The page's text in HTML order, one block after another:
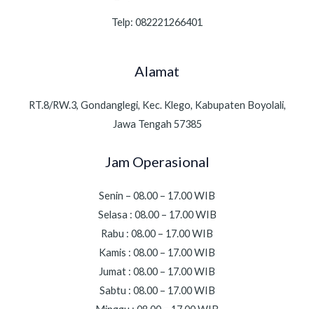
Telp: 082221266401
Alamat
RT.8/RW.3, Gondanglegi, Kec. Klego, Kabupaten Boyolali,
Jawa Tengah 57385
Jam Operasional
Senin – 08.00 – 17.00 WIB
Selasa : 08.00 – 17.00 WIB
Rabu : 08.00 – 17.00 WIB
Kamis : 08.00 – 17.00 WIB
Jumat : 08.00 – 17.00 WIB
Sabtu : 08.00 – 17.00 WIB